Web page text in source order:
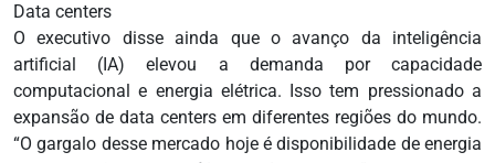
Data centers
O executivo disse ainda que o avanço da inteligência
artificial (IA) elevou a demanda por capacidade
computacional e energia elétrica. Isso tem pressionado a
expansão de data centers em diferentes regiões do mundo.
“O gargalo desse mercado hoje é disponibilidade de energia